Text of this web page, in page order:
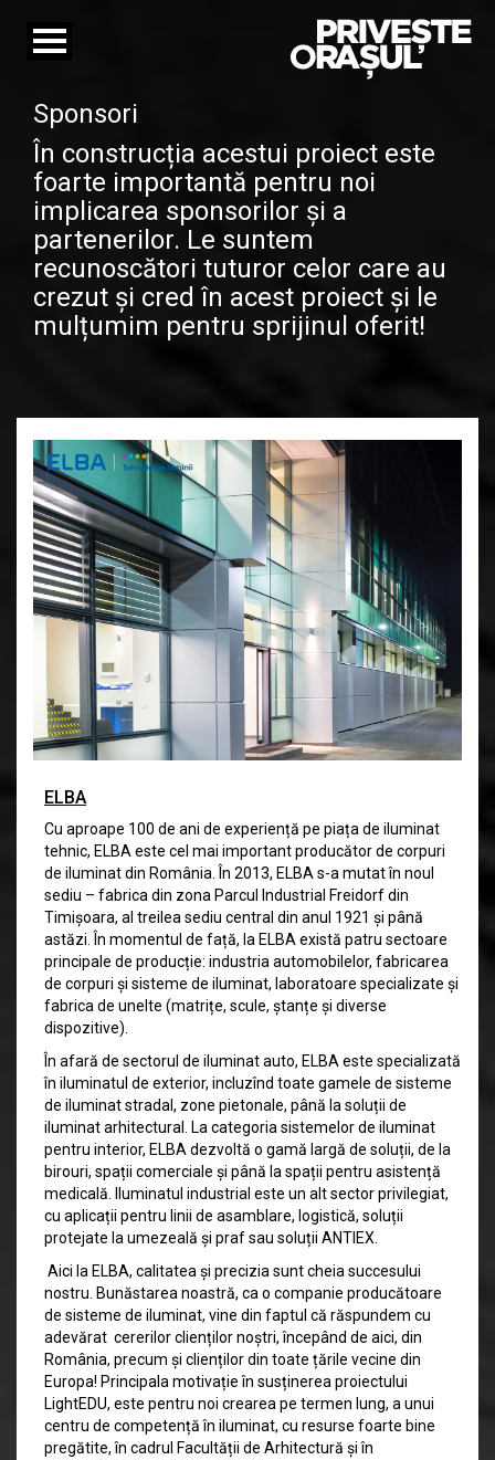
Toggle
Sponsori
În construcția acestui proiect este
foarte importantă pentru noi
implicarea sponsorilor și a
partenerilor. Le suntem
recunoscători tuturor celor care au
crezut și cred în acest proiect și le
mulțumim pentru sprijinul oferit!
ELBA
Cu aproape 100 de ani de experiență pe piața de iluminat
tehnic, ELBA este cel mai important producător de corpuri
de iluminat din România. În 2013, ELBA s-a mutat în noul
sediu – fabrica din zona Parcul Industrial Freidorf din
Timișoara, al treilea sediu central din anul 1921 și până
astăzi. În momentul de față, la ELBA există patru sectoare
principale de producție: industria automobilelor, fabricarea
de corpuri și sisteme de iluminat, laboratoare specializate și
fabrica de unelte (matrițe, scule, ștanțe și diverse
dispozitive).
În afară de sectorul de iluminat auto, ELBA este specializată
în iluminatul de exterior, incluzînd toate gamele de sisteme
de iluminat stradal, zone pietonale, până la soluții de
iluminat arhitectural. La categoria sistemelor de iluminat
pentru interior, ELBA dezvoltă o gamă largă de soluții, de la
birouri, spații comerciale și până la spații pentru asistență
medicală. Iluminatul industrial este un alt sector privilegiat,
cu aplicații pentru linii de asamblare, logistică, soluții
protejate la umezeală și praf sau soluții ANTIEX.
Aici la ELBA, calitatea și precizia sunt cheia succesului
nostru. Bunăstarea noastră, ca o companie producătoare
de sisteme de iluminat, vine din faptul că răspundem cu
adevărat cererilor clienților noștri, începând de aici, din
România, precum și clienților din toate țările vecine din
Europa! Principala motivație în susținerea proiectului
LightEDU, este pentru noi crearea pe termen lung, a unui
centru de competență în iluminat, cu resurse foarte bine
pregătite, în cadrul Facultății de Arhitectură și în